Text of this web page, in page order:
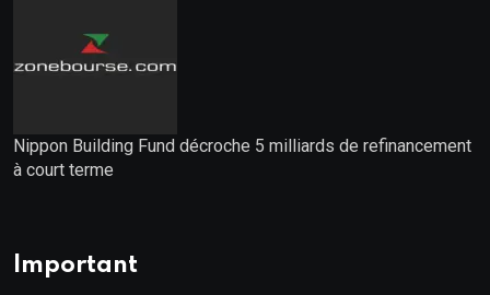
Nippon Building Fund décroche 5 milliards de refinancement
à court terme
Important